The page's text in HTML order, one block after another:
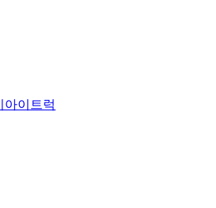
아이트럭